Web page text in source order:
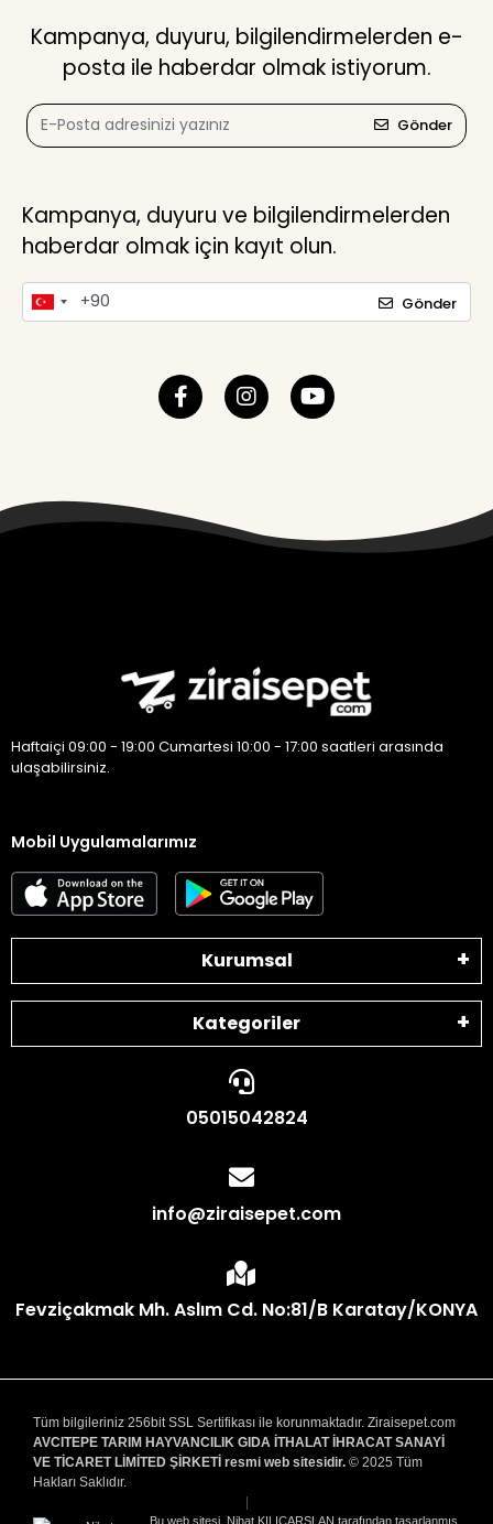
Kampanya, duyuru, bilgilendirmelerden e-
posta ile haberdar olmak istiyorum.
Gönder
Kampanya, duyuru ve bilgilendirmelerden
haberdar olmak için kayıt olun.
Gönder
Haftaiçi 09:00 - 19:00 Cumartesi 10:00 - 17:00 saatleri arasında
ulaşabilirsiniz.
Mobil Uygulamalarımız
Kurumsal
Kategoriler
05015042824
info@ziraisepet.com
Fevziçakmak Mh. Aslım Cd. No:81/B Karatay/KONYA
Tüm bilgileriniz 256bit SSL Sertifikası ile korunmaktadır. Ziraisepet.com
AVCITEPE TARIM HAYVANCILIK GIDA İTHALAT İHRACAT SANAYİ
VE TİCARET LİMİTED ŞİRKETİ resmi web sitesidir. © 2025 Tüm
Hakları Saklıdır.
Bu web sitesi, Nihat KILIÇARSLAN tarafından tasarlanmış